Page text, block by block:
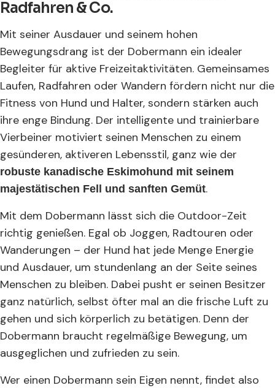
Radfahren & Co.
Mit seiner Ausdauer und seinem hohen
Bewegungsdrang ist der Dobermann ein idealer
Begleiter für aktive Freizeitaktivitäten. Gemeinsames
Laufen, Radfahren oder Wandern fördern nicht nur die
Fitness von Hund und Halter, sondern stärken auch
ihre enge Bindung. Der intelligente und trainierbare
Vierbeiner motiviert seinen Menschen zu einem
gesünderen, aktiveren Lebensstil, ganz wie der
robuste kanadische Eskimohund mit seinem
majestätischen Fell und sanften Gemüt.
Mit dem Dobermann lässt sich die Outdoor-Zeit
richtig genießen. Egal ob Joggen, Radtouren oder
Wanderungen – der Hund hat jede Menge Energie
und Ausdauer, um stundenlang an der Seite seines
Menschen zu bleiben. Dabei pusht er seinen Besitzer
ganz natürlich, selbst öfter mal an die frische Luft zu
gehen und sich körperlich zu betätigen. Denn der
Dobermann braucht regelmäßige Bewegung, um
ausgeglichen und zufrieden zu sein.
Wer einen Dobermann sein Eigen nennt, findet also